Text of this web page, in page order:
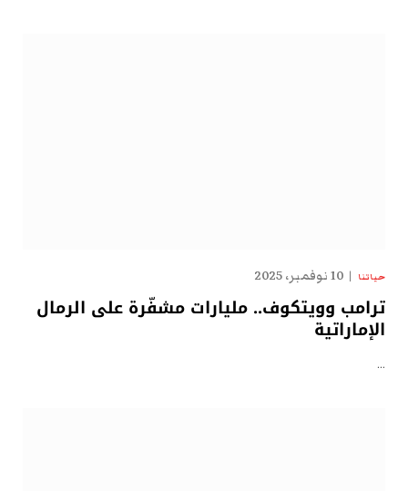
حياتنا 10 نوفمبر، 2025
ترامب وويتكوف.. مليارات مشفّرة على الرمال
الإماراتية
…